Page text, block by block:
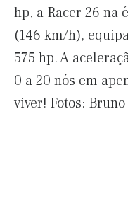
hp, a Racer 26 na
(146 km/h),
575 hp. A
0 a 20 nós em
viver! Fotos: